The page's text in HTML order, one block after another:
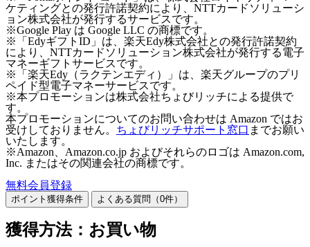
ケティングとの発行許諾契約により、NTTカードソリューシ
ョン株式会社が発行するサービスです。
※Google Play は Google LLC の商標です。
※「EdyギフトID」は、楽天Edy株式会社との発行許諾契約
により、NTTカードソリューション株式会社が発行する電子
マネーギフトサービスです。
※「楽天Edy（ラクテンエディ）」は、楽天グループのプリ
ペイド型電子マネーサービスです。
※本プロモーションは株式会社ちょびリッチによる提供で
す。
本プロモーションについてのお問い合わせは Amazon ではお
受けしておりません。 ちょびリッチサポート窓口 までお願い
いたします。
※Amazon、Amazon.co.jp およびそれらのロゴは Amazon.com,
Inc. またはその関連会社の商標です。
無料会員登録
ポイント獲得条件 よくある質問（0件）
獲得方法：お買い物